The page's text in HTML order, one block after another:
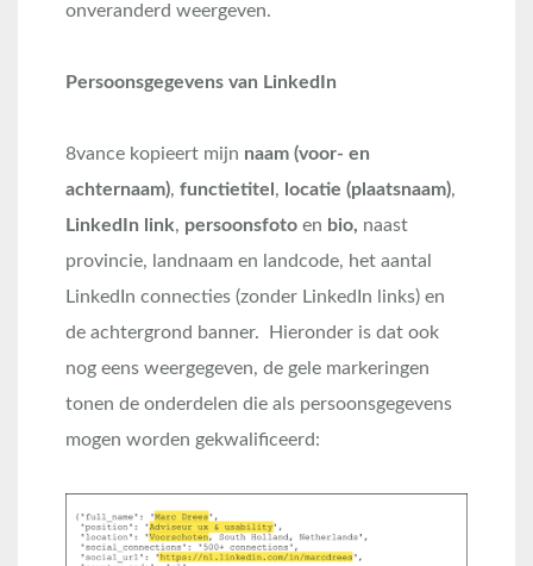
onveranderd weergeven.
Persoonsgegevens van LinkedIn
8vance kopieert mijn naam (voor- en
achternaam), functietitel , locatie (plaatsnaam),
LinkedIn link, persoonsfoto en bio, naast
provincie, landnaam en landcode, het aantal
LinkedIn connecties (zonder LinkedIn links) en
de achtergrond banner. Hieronder is dat ook
nog eens weergegeven, de gele markeringen
tonen de onderdelen die als persoonsgegevens
mogen worden gekwalificeerd: